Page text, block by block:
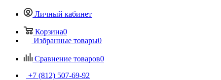
Личный кабинет
Корзина0
Избранные товары0
Сравнение товаров0
+7 (812) 507-69-92